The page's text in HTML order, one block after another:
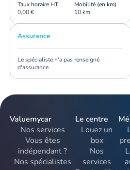
Taux horaire HT
0,00 €
Mobilité (en km)
10 km
Assurance
Le spécialiste n'a pas renseigné
d'assurance
Valuemycar
Nos services
Vous êtes
indépendant ?
Nos spécialistes
Le centre
Louez un
box
Nos
services